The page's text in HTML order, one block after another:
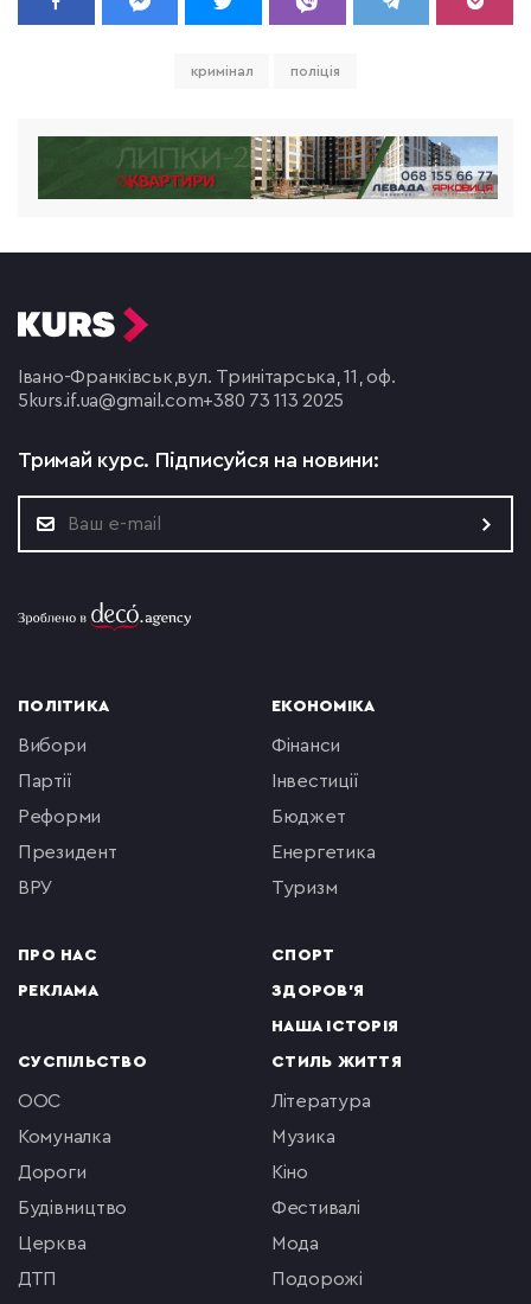
кримінал поліція
Івано-Франківськ,вул. Тринітарська, 11, оф.
5 kurs.if.ua@gmail.com+380 73 113 2025
Тримай курс. Підписуйся на новини:
ПОЛІТИКА
вибори
партії
реформи
президент
ВРУ
ПРО НАС
РЕКЛАМА
ЕКОНОМІКА
фінанси
інвестиції
бюджет
енергетика
туризм
СПОРТ
ЗДОРОВ'Я
НАША ІСТОРІЯ
СУСПІЛЬСТВО
ООС
комуналка
Дороги
будівництво
церква
ДТП
СТИЛЬ ЖИТТЯ
література
музика
кіно
фестивалі
мода
подорожі